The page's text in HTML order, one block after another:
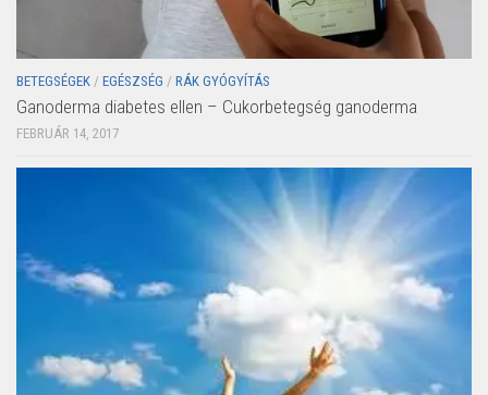
BETEGSÉGEK / EGÉSZSÉG / RÁK GYÓGYÍTÁS
Ganoderma diabetes ellen – Cukorbetegség ganoderma
FEBRUÁR 14, 2017